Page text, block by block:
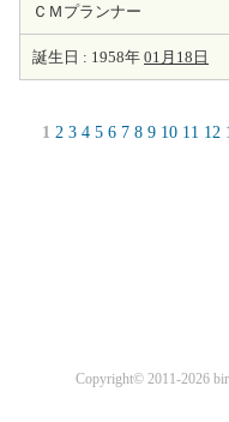
ＣＭプランナー
誕生日 : 1958年 01月18日
1 2 3 4 5 6 7 8 9 10 11 12
Copyright© 2011-2026